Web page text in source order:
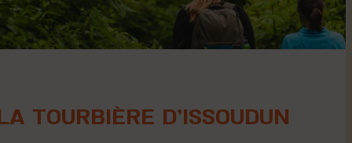
TOURBIÈRE D’ISSOUDUN